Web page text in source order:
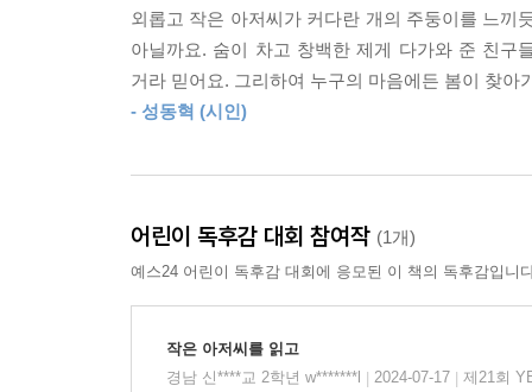
이 책은 동화지만 현실을 아름답게 그리지 않습
함께, 소외된 존재끼리의 연대를 통해 얻는
당하지만은 않지요. 작은 아저씨의 삶은 누군가
작가의 말
30여년 전 저는 『작은 아저씨 이야기』를 썼고
오랫동안 구할 수 없었습니다. 그런데 이제 책이
외롭고 작은 아저씨가 커다란 개의 주둥이를 느끼
아닐까요. 숨이 차고 창백한 제게 다가와 준 친구
거라 믿어요. 그리하여 누구의 마음에든 봄이 찾아
- 성동혁 (시인)
어린이 독후감 대회 참여작 (1개)
예스24 어린이 독후감 대회에 응모된 이 책의 독후감입니
작은 아저씨를 읽고
경남 신****교 2학년 w*******l
2024-07-17 제21회